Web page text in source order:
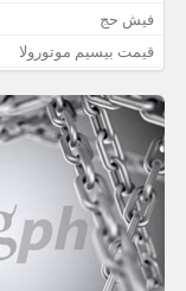
فیش حج
قیمت بیسیم موتورولا